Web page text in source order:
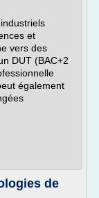
et
vers des
DUT (BAC+2
également
de